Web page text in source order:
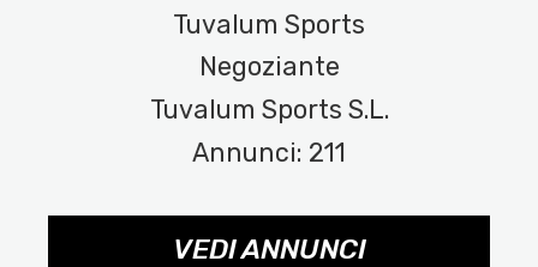
Tuvalum Sports
Negoziante
Tuvalum Sports S.L.
Annunci: 211
VEDI ANNUNCI